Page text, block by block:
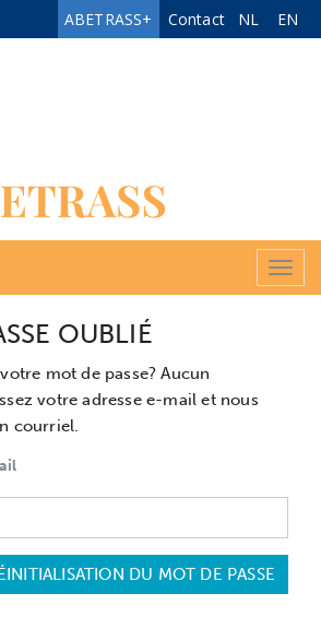
NL EN
ABETRASS+ Contact
OUBLIÉ
mot de passe? Aucun
votre adresse e-mail et nous
courriel.
DU MOT DE PASSE